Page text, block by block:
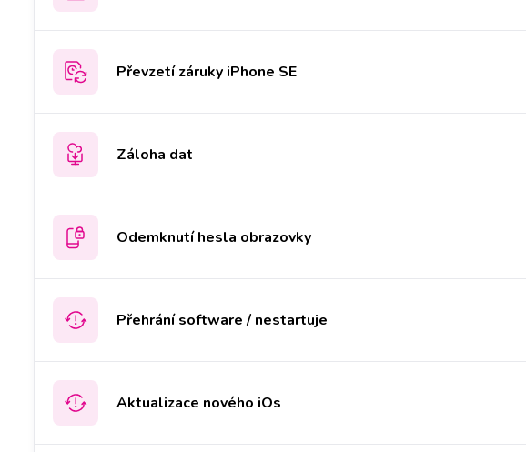
Převzetí záruky iPhone SE
Záloha dat
Odemknutí hesla obrazovky
Přehrání software / nestartuje
Aktualizace nového iOs